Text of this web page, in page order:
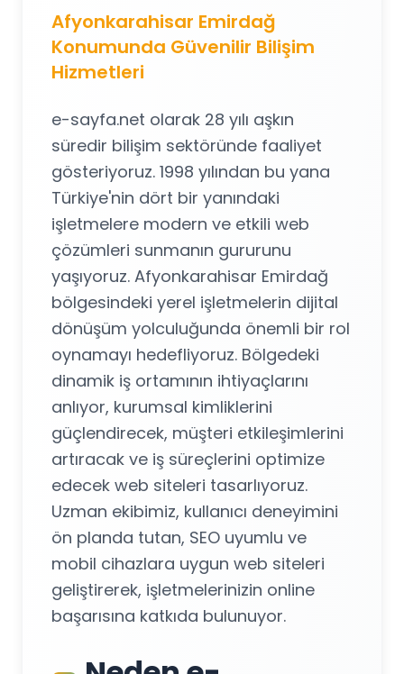
Afyonkarahisar Emirdağ
Konumunda Güvenilir Bilişim
Hizmetleri
e-sayfa.net olarak 28 yılı aşkın
süredir bilişim sektöründe faaliyet
gösteriyoruz. 1998 yılından bu yana
Türkiye'nin dört bir yanındaki
işletmelere modern ve etkili web
çözümleri sunmanın gururunu
yaşıyoruz. Afyonkarahisar Emirdağ
bölgesindeki yerel işletmelerin dijital
dönüşüm yolculuğunda önemli bir rol
oynamayı hedefliyoruz. Bölgedeki
dinamik iş ortamının ihtiyaçlarını
anlıyor, kurumsal kimliklerini
güçlendirecek, müşteri etkileşimlerini
artıracak ve iş süreçlerini optimize
edecek web siteleri tasarlıyoruz.
Uzman ekibimiz, kullanıcı deneyimini
ön planda tutan, SEO uyumlu ve
mobil cihazlara uygun web siteleri
geliştirerek, işletmelerinizin online
başarısına katkıda bulunuyor.